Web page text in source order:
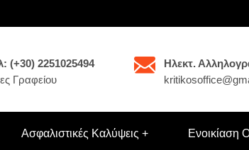
(+30) 2251025494
Γραφείου
Ηλεκτ.
Ασφαλιστικές Καλύψεις Ενοικίαση